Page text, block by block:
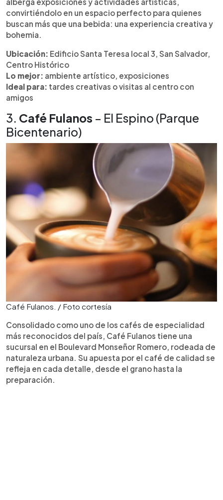
convirtiéndolo en un espacio perfecto para quienes
buscan más que una bebida: una experiencia creativa y
bohemia.
Ubicación: Edificio Santa Teresa local 3, San Salvador,
Centro Histórico
Lo mejor: ambiente artístico, exposiciones
Ideal para: tardes creativas o visitas al centro con
amigos
3. Café Fulanos – El Espino (Parque
Bicentenario)
Café Fulanos. / Foto cortesía
Consolidado como uno de los cafés de especialidad
más reconocidos del país, Café Fulanos tiene una
sucursal en el Boulevard Monseñor Romero, rodeada de
naturaleza urbana. Su apuesta por el café de calidad se
refleja en cada detalle, desde el grano hasta la
preparación.